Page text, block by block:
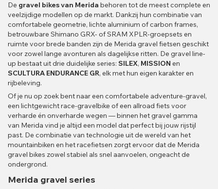
De gravel bikes van Merida behoren tot de meest complete en
veelzijdige modellen op de markt. Dankzij hun combinatie van
comfortabele geometrie, lichte aluminium of carbon frames,
betrouwbare Shimano GRX- of SRAM XPLR-groepsets en
ruimte voor brede banden zijn de Merida gravel fietsen geschikt
voor zowel lange avonturen als dagelijkse ritten. De gravel line-
up bestaat uit drie duidelijke series: SILEX, MISSION en
SCULTURA ENDURANCE GR, elk met hun eigen karakter en
rijbeleving.
Of je nu op zoek bent naar een comfortabele adventure-gravel,
een lichtgewicht race-gravelbike of een allroad fiets voor
verharde én onverharde wegen — binnen het gravel gamma
van Merida vind je altijd een model dat perfect bij jouw rijstijl
past. De combinatie van technologie uit de wereld van het
mountainbiken en het racefietsen zorgt ervoor dat de Merida
gravel bikes zowel stabiel als snel aanvoelen, ongeacht de
ondergrond.
Merida gravel series